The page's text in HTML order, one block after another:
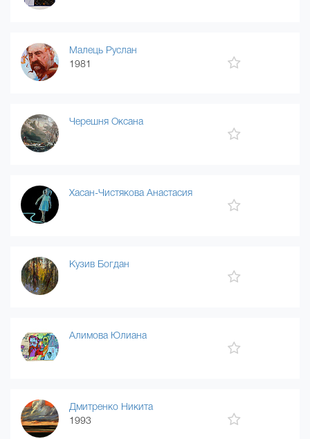
Малець Руслан
1981
Черешня Оксана
Хасан-Чистякова Анастасия
Кузив Богдан
Алимова Юлиана
Дмитренко Никита
1993